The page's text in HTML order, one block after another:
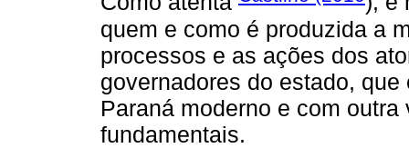
quem e como é produzida a
processos e as ações dos
governadores do estado,
Paraná moderno e com
fundamentais.